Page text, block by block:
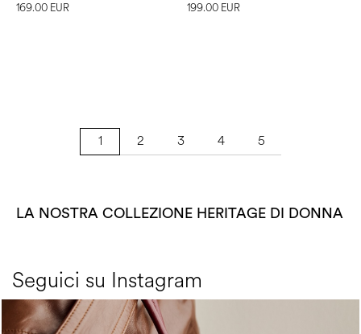
169.00 EUR 199.00 EUR
1 2 3 4 5
LA NOSTRA COLLEZIONE HERITAGE DI DONNA
Seguici su Instagram